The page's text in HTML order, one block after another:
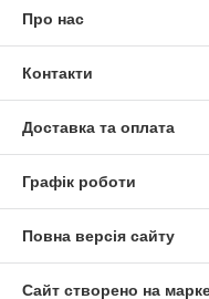
Про нас
Контакти
Доставка та оплата
Графік роботи
Повна версія сайту
Сайт створено на